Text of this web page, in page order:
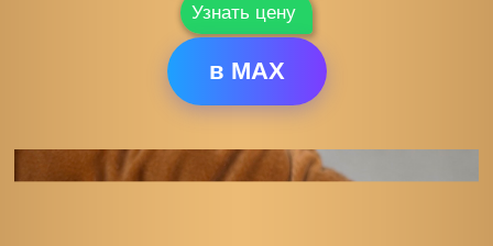
Узнать цену
в MAX